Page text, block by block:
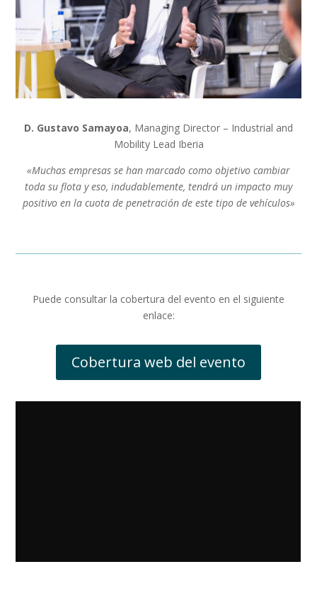
D. Gustavo Samayoa, Managing Director – Industrial and
Mobility Lead Iberia
«Muchas empresas se han marcado como objetivo cambiar
toda su flota y eso, indudablemente, tendrá un impacto muy
positivo en la cuota de penetración de este tipo de vehículos»
Puede consultar la cobertura del evento en el siguiente
enlace:
Cobertura web del evento